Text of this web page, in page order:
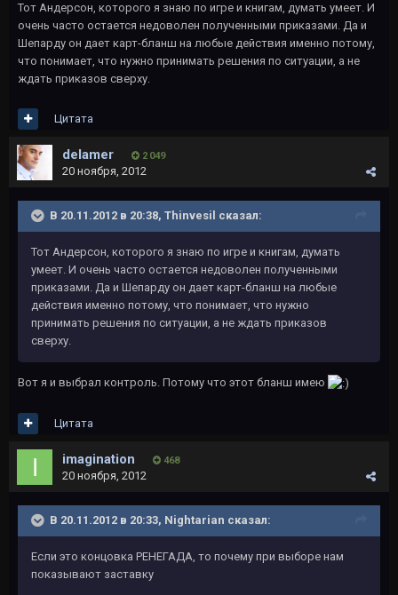
Тот Андерсон, которого я знаю по игре и книгам, думать умеет. И
очень часто остается недоволен полученными приказами. Да и
Шепарду он дает карт-бланш на любые действия именно потому,
что понимает, что нужно принимать решения по ситуации, а не
ждать приказов сверху.
Цитата
delamer 2 049
20 ноября, 2012
В 20.11.2012 в 20:38, Thinvesil сказал:
Тот Андерсон, которого я знаю по игре и книгам, думать
умеет. И очень часто остается недоволен полученными
приказами. Да и Шепарду он дает карт-бланш на любые
действия именно потому, что понимает, что нужно
принимать решения по ситуации, а не ждать приказов
сверху.
Вот я и выбрал контроль. Потому что этот бланш имею
Цитата
imagination 468
20 ноября, 2012
В 20.11.2012 в 20:33, Nightarian сказал:
Если это концовка РЕНЕГАДА, то почему при выборе нам
показывают заставку